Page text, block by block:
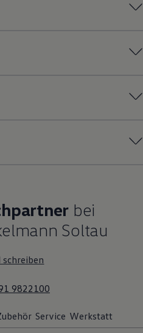
bei
Soltau
schreiben
9822100
Service Werkstatt